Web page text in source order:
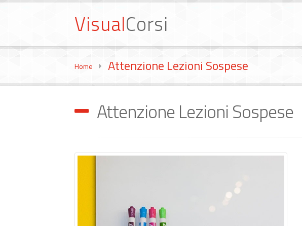
VisualCorsi
Home Attenzione Lezioni Sospese
Attenzione Lezioni Sospese